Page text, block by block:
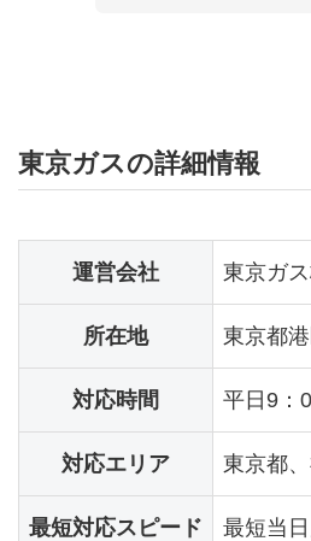
東京ガスの詳細情報
運営会社 東京ガ
所在地 東京都
対応時間 平日9：
対応エリア 東京都
最短対応スピード 最短当